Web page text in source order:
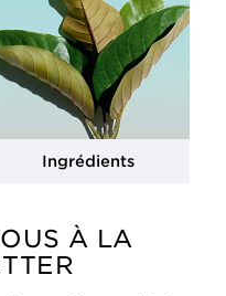
Ingrédients
À LA